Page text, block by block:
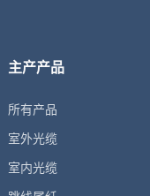
主产产品
所有产品
室外光缆
室内光缆